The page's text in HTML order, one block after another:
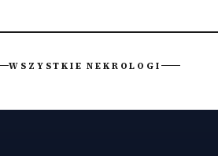
WSZYSTKIE NEKROLOGI